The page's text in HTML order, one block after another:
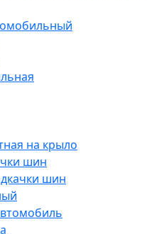
на крыло
шин
шин